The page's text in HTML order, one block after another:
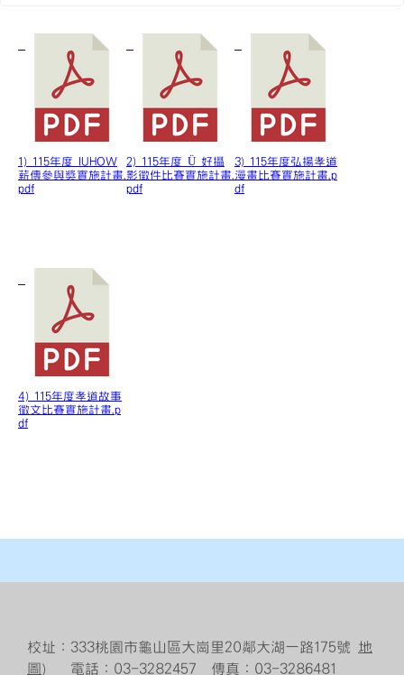
1) 115年度 IUHOW
薪傳參與獎實施計畫.
pdf
2) 115年度 Ü 好攝
影徵件比賽實施計畫.
pdf
3) 115年度弘揚孝道
漫畫比賽實施計畫.p
df
4) 115年度孝道故事
徵文比賽實施計畫.p
df
校址：333桃園市龜山區大崗里20鄰大湖一路175號 地
圖） 電話：03-3282457 傳真：03-3286481